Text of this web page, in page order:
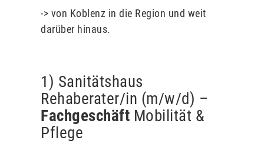
-> von Koblenz in die Region und weit
darüber hinaus.
1) Sanitätshaus
Rehaberater/in (m/w/d) –
Fachgeschäft Mobilität &
Pflege